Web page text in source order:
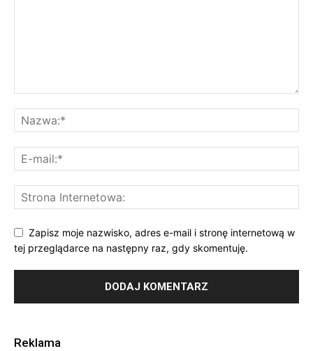
Zapisz moje nazwisko, adres e-mail i stronę internetową w
tej przeglądarce na następny raz, gdy skomentuję.
Reklama